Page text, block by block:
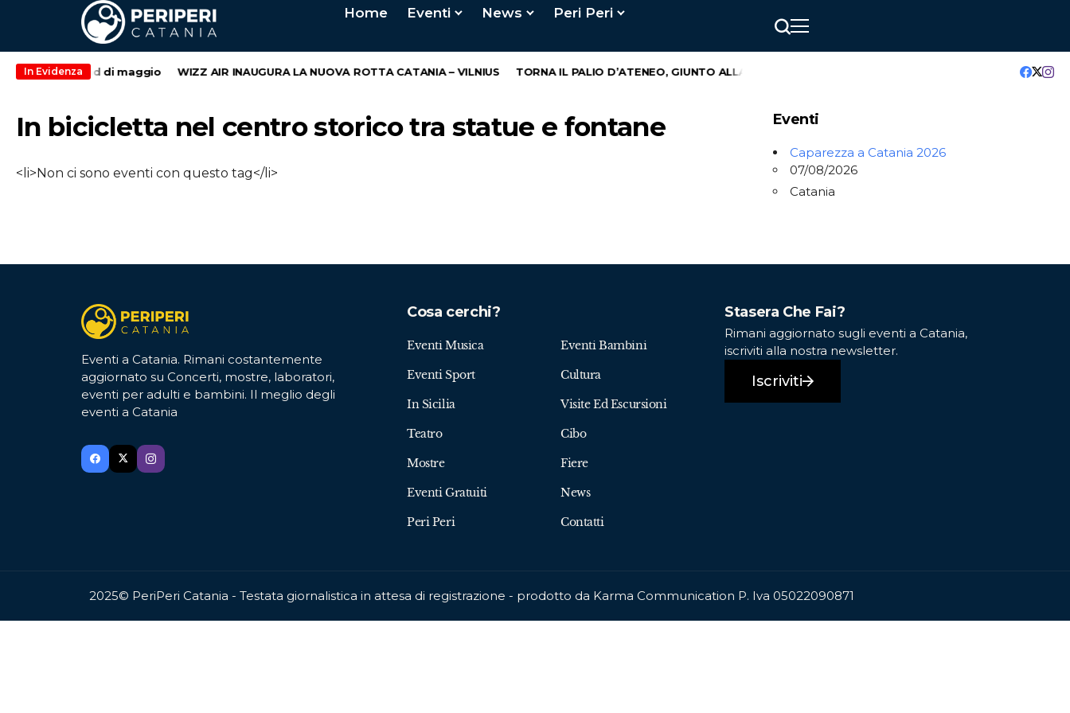
Home Eventi News Peri Peri
In Evidenza
weekend di maggio WIZZ AIR INAUGURA LA NUOVA ROTTA CATANIA – VILNIUS TORNA IL PALIO D’ATENEO, GIUNTO ALLA 20° EDIZIONE GreenMindAI Catania: l’hackathon che
In bicicletta nel centro storico tra statue e fontane
<li>Non ci sono eventi con questo tag</li>
Eventi
Caparezza a Catania 2026
07/08/2026
Catania
Eventi a Catania. Rimani costantemente
aggiornato su Concerti, mostre, laboratori,
eventi per adulti e bambini. Il meglio degli
eventi a Catania
Cosa cerchi?
Eventi Musica Eventi Bambini
Eventi Sport Cultura
In Sicilia Visite Ed Escursioni
Teatro Cibo
Mostre Fiere
Eventi Gratuiti News
Peri Peri Contatti
Stasera Che Fai?
Rimani aggiornato sugli eventi a Catania,
iscriviti alla nostra newsletter.
Iscriviti
2025© PeriPeri Catania - Testata giornalistica in attesa di registrazione - prodotto da Karma Communication P. Iva 05022090871